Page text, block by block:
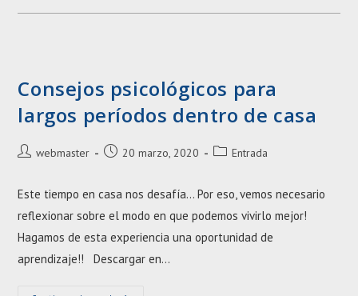
Casa
Consejos psicológicos para
largos períodos dentro de casa
Autor
entrada:
webmaster
Entrada20 marzo, 2020
Categoría
entrada:
Entrada
Este tiempo en casa nos desafía... Por eso, vemos necesario
reflexionar sobre el modo en que podemos vivirlo mejor!
Hagamos de esta experiencia una oportunidad de
aprendizaje!! Descargar en…